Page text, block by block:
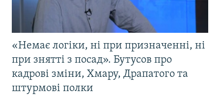
«Немає логіки, ні при призначенні, ні
при знятті з посад». Бутусов про
кадрові зміни, Хмару, Драпатого та
штурмові полки